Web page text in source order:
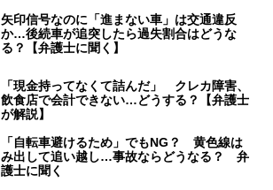
矢印信号なのに「進まない車」は交通違反
か…後続車が追突したら過失割合はどうな
る？【弁護士に聞く】
「現金持ってなくて詰んだ」 クレカ障害、
飲食店で会計できない…どうする？【弁護士
が解説】
「自転車避けるため」でもNG？ 黄色線は
み出して追い越し…事故ならどうなる？ 弁
護士に聞く